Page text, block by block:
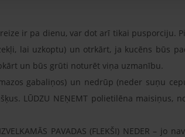
ir pa dienu, var dot arī tikai pusporciju.
lai uzkoptu) un otrkārt, ja kucēns būs
un būs grūti noturēt viņa uzmanību.
gabaliņos) un nedrūp (neder suņu
LŪDZU NEŅEMT polietilēna maisiņus,
PAVADAS (FLEKŠI) NEDER –